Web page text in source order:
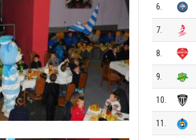
6.
7.
8.
9.
10.
11.